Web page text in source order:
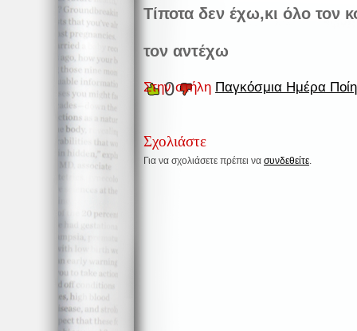
Τίποτα δεν έχω,κι όλο τον
τον αντέχω
Στην στήλη Παγκόσμια Ημέρα
0
Σχολιάστε
Για να σχολιάσετε πρέπει να συνδεθείτε.